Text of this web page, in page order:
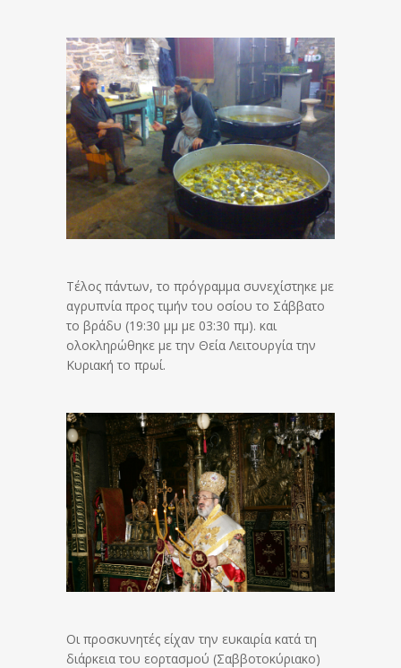
Τέλος πάντων, το πρόγραμμα συνεχίστηκε με
αγρυπνία προς τιμήν του οσίου το Σάββατο
το βράδυ (19:30 μμ με 03:30 πμ). και
ολοκληρώθηκε με την Θεία Λειτουργία την
Κυριακή το πρωί.
Οι προσκυνητές είχαν την ευκαιρία κατά τη
διάρκεια του εορτασμού (Σαββοτοκύριακο)